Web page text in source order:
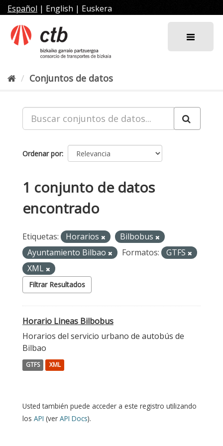
al
contenido
Español | English | Euskera
Conjuntos de datos
Ordenar por
1 conjunto de datos
encontrado
Etiquetas: Horarios
Bilbobus
Ayuntamiento Bilbao
Formatos:
GTFS
XML
Filtrar Resultados
Horario Lineas Bilbobus
Horarios del servicio urbano de autobús de
Bilbao
GTFS XML
Usted también puede acceder a este registro utilizando
los API (ver API Docs).